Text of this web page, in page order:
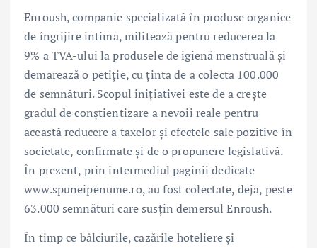
Enroush, companie specializată în produse organice
de îngrijire intimă, militează pentru reducerea la
9% a TVA-ului la produsele de igienă menstruală și
demarează o petiție, cu ținta de a colecta 100.000
de semnături. Scopul inițiativei este de a crește
gradul de conștientizare a nevoii reale pentru
această reducere a taxelor și efectele sale pozitive în
societate, confirmate și de o propunere legislativă.
În prezent, prin intermediul paginii dedicate
www.spuneipenume.ro, au fost colectate, deja, peste
63.000 semnături care susțin demersul Enroush.
În timp ce bâlciurile, cazările hoteliere și